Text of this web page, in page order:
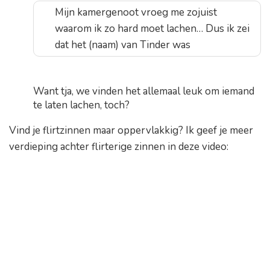
Mijn kamergenoot vroeg me zojuist
waarom ik zo hard moet lachen… Dus ik zei
dat het (naam) van Tinder was
Want tja, we vinden het allemaal leuk om iemand
te laten lachen, toch?
Vind je flirtzinnen maar oppervlakkig? Ik geef je meer
verdieping achter flirterige zinnen in deze video: